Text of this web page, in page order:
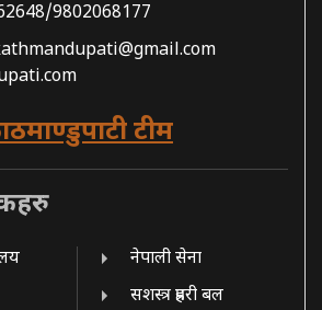
9802068177
टीम
नेपाली सेना
सशस्त्र प्रहरी बल